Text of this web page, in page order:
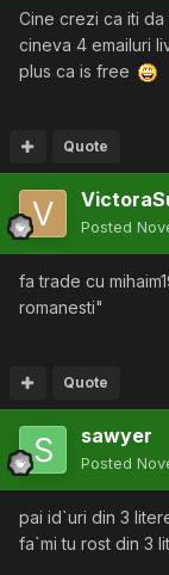
Cine crezi ca iti
cineva 4 emailuri
plus ca is free
Quote
Posted
fa trade cu
romanesti"
Quote
sawyer
Posted
pai id`uri din 3
fa`mi tu rost din 3